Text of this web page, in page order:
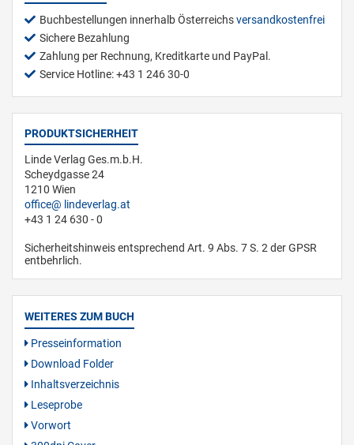
Buchbestellungen innerhalb Österreichsversandkostenfrei
Sichere Bezahlung
Zahlung per Rechnung, Kreditkarte und PayPal.
Service Hotline: +43 1 246 30-0
PRODUKTSICHERHEIT
Linde Verlag Ges.m.b.H.
Scheydgasse 24
1210 Wien
office
lindeverlag.at
+43 1 24 630 - 0
Sicherheitshinweis entsprechend Art. 9 Abs. 7 S. 2 der GPSR
entbehrlich.
WEITERES ZUM BUCH
Presseinformation
Download Folder
Inhaltsverzeichnis
Leseprobe
Vorwort